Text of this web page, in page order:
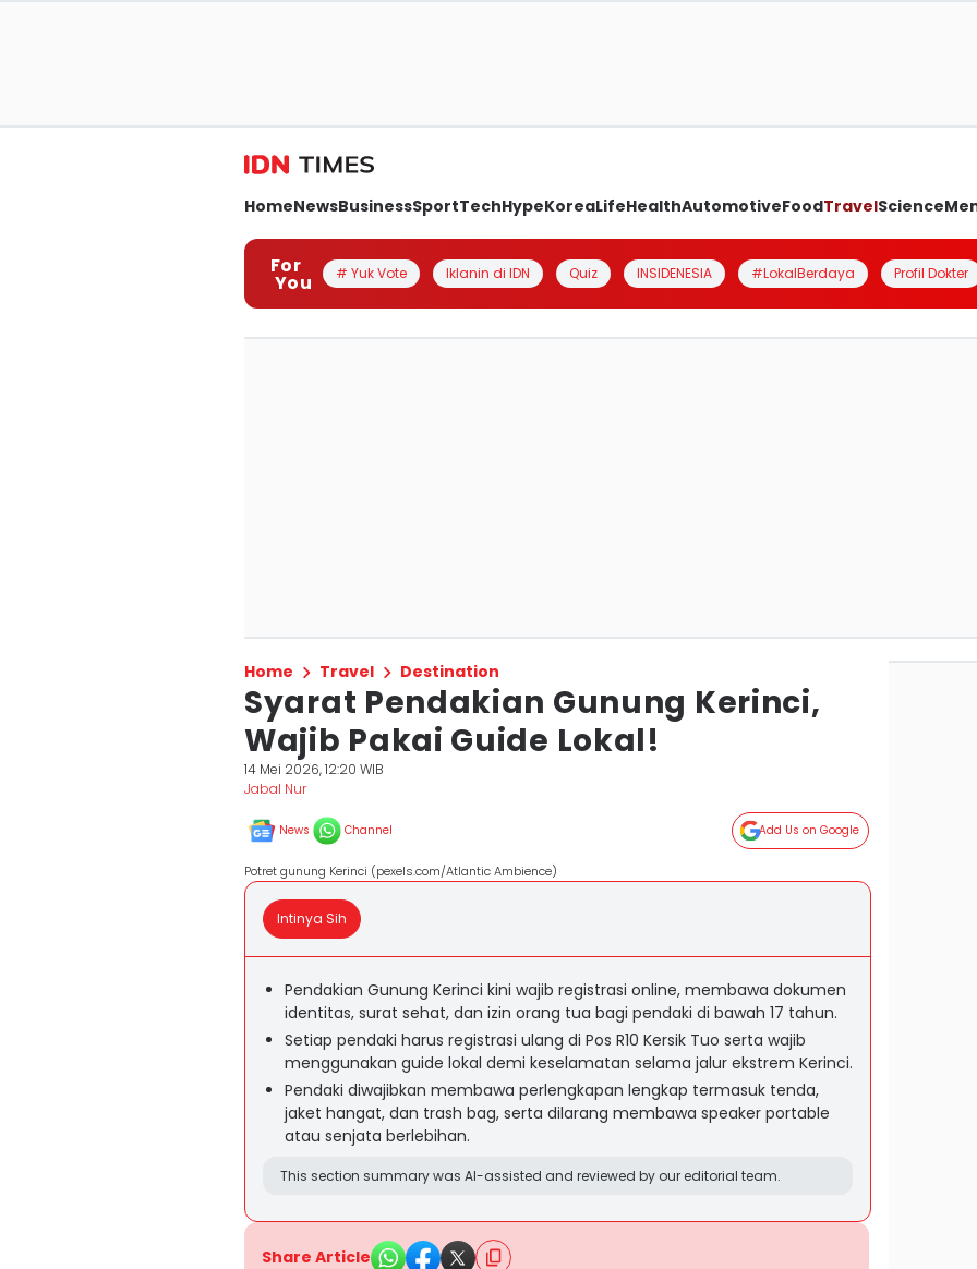
HomeNewsBusinessSportTechHypeKoreaLifeHealthAutomotiveFoodTravelScience
For
You # Yuk Vote Iklanin di IDN Quiz INSIDENESIA #LokalBerdaya Profil Dokter
Home Travel Destination
Syarat Pendakian Gunung Kerinci,
Wajib Pakai Guide Lokal!
14 Mei 2026, 12:20 WIB
Jabal Nur
News Channel Add Us on Google
Potret gunung Kerinci (pexels.com/Atlantic Ambience)
Intinya Sih
Pendakian Gunung Kerinci kini wajib registrasi online, membawa dokumen
identitas, surat sehat, dan izin orang tua bagi pendaki di bawah 17 tahun.
Setiap pendaki harus registrasi ulang di Pos R10 Kersik Tuo serta wajib
menggunakan guide lokal demi keselamatan selama jalur ekstrem Kerinci.
Pendaki diwajibkan membawa perlengkapan lengkap termasuk tenda,
jaket hangat, dan trash bag, serta dilarang membawa speaker portable
atau senjata berlebihan.
This section summary was AI-assisted and reviewed by our editorial team.
Share Article